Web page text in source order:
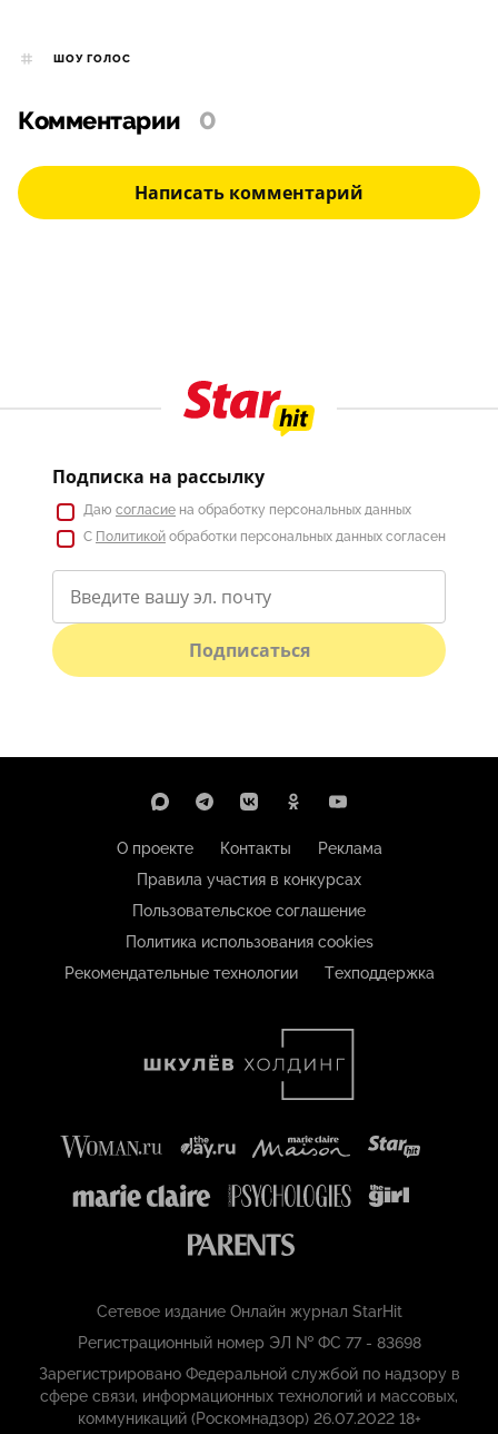
ШОУ ГОЛОС
Комментарии 0
Написать комментарий
Подписка на рассылку
Даю согласие на обработку персональных данных
С Политикой обработки персональных данных согласен
Подписаться
О проекте Контакты
Реклама
Правила участия в конкурсах
Пользовательское соглашение
Политика использования cookies
Рекомендательные технологии
Техподдержка
Сетевое издание Онлайн журнал StarHit
Регистрационный номер ЭЛ № ФС 77 - 83698
Зарегистрировано Федеральной службой по надзору в
сфере связи, информационных технологий и массовых,
коммуникаций (Роскомнадзор) 26.07.2022 18+